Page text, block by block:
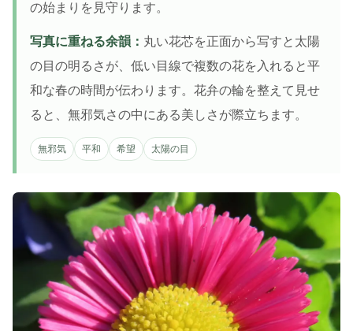
の始まりを見守ります。
写真に重ねる余韻： 丸い花芯を正面から写すと太陽
の目の明るさが、低い目線で複数の花を入れると平
和な春の時間が伝わります。花弁の輪を整えて見せ
ると、無邪気さの中にある美しさが際立ちます。
無邪気 平和 希望 太陽の目